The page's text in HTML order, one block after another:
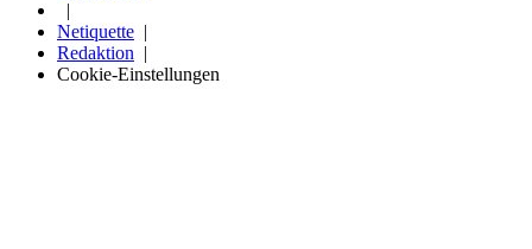
Netiquette
Redaktion
Cookie-Einstellungen